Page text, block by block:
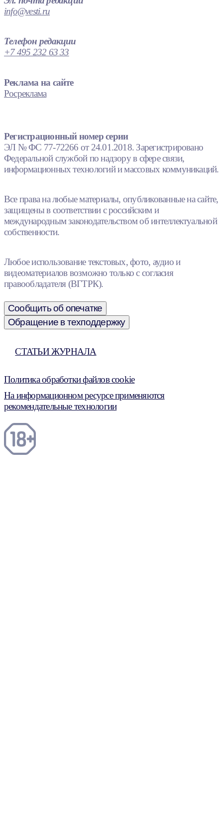
info@vesti.ru
Телефон редакции
+7 495 232 63 33
Реклама на сайте
Росреклама
Регистрационный номер серии
ЭЛ № ФС 77-72266 от 24.01.2018. Зарегистрировано
Федеральной службой по надзору в сфере связи,
информационных технологий и массовых коммуникаций.
Все права на любые материалы, опубликованные на сайте,
защищены в соответствии с российским и
международным законодательством об интеллектуальной
собственности.
Любое использование текстовых, фото, аудио и
видеоматериалов возможно только с согласия
правообладателя (ВГТРК).
Сообщить об опечатке
Обращение в техподдержку
СТАТЬИ ЖУРНАЛА
Политика обработки файлов cookie
На информационном ресурсе применяются
рекомендательные технологии